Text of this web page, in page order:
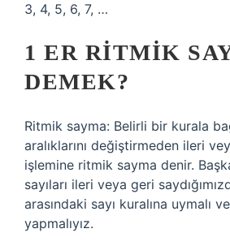
3, 4, 5, 6, 7, …
1 ER RITMIK
DEMEK?
Ritmik sayma: Belirli bir kurala
aralıklarını değiştirmeden ileri
işlemine ritmik sayma denir.
sayıları ileri veya geri
arasındaki sayı kuralına uymalı
yapmalıyız.